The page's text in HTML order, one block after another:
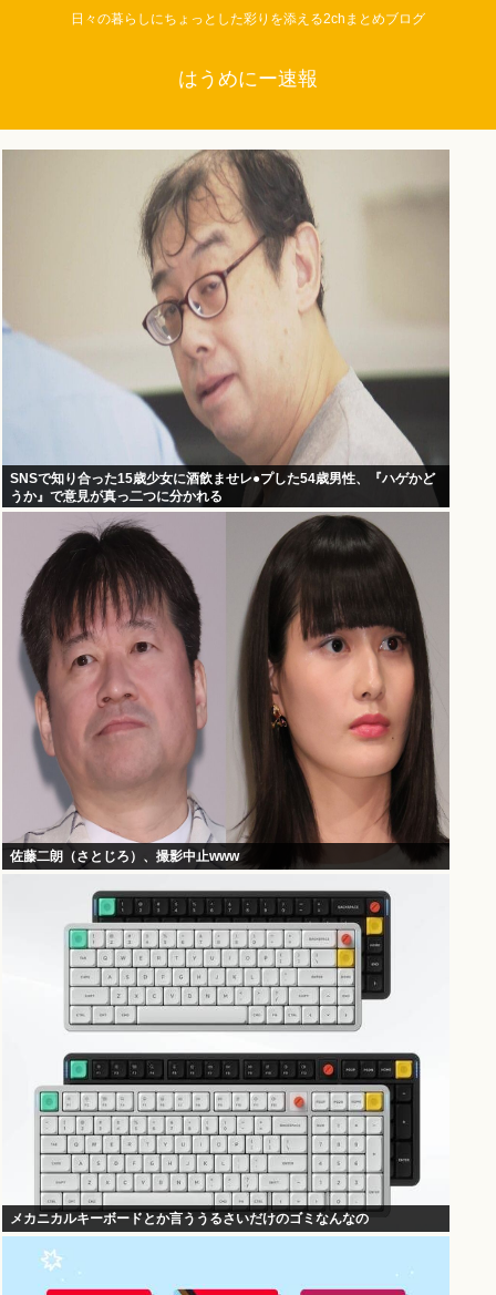
日々の暮らしにちょっとした彩りを添える2chまとめブログ
はうめにー速報
SNSで知り合った15歳少女に酒飲ませレ●プした54歳男性、『ハゲかど
うか』で意見が真っ二つに分かれる
佐藤二朗（さとじろ）、撮影中止www
メカニカルキーボードとか言ううるさいだけのゴミなんなの